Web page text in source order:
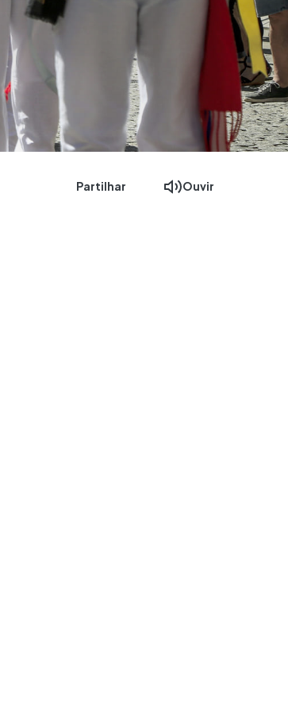
Partilhar Ouvir